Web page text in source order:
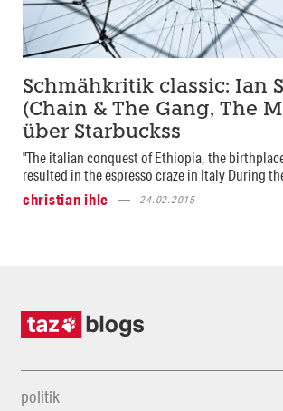
Schmähkritik classic: Ian
(Chain & The Gang, The
über Starbuckss
"The italian conquest of Ethiopia, the
resulted in the espresso craze in Italy During
christian ihle
24.02.2015
politik